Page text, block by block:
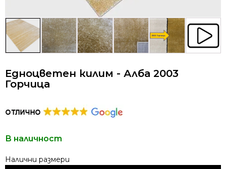
Едноцветен килим - Алба 2003
Горчица
В наличност
Alternative: